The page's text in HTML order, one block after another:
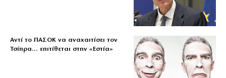
Αντί το ΠΑΣΟΚ να αναχαιτίσει τον
Τσίπρα… επιτίθεται στην «Εστία»